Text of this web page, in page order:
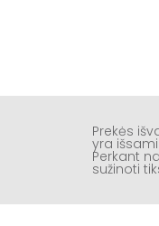
Prekės
yra
Perkant
sužinoti